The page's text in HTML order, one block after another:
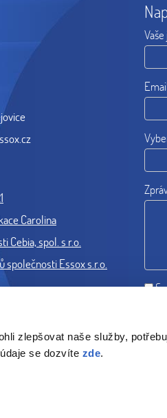
zlepšovat naše služby,
se dozvíte zde.
Carolina
Cebia, spol. s r.o.
společnosti Essox s.r.o.
Email